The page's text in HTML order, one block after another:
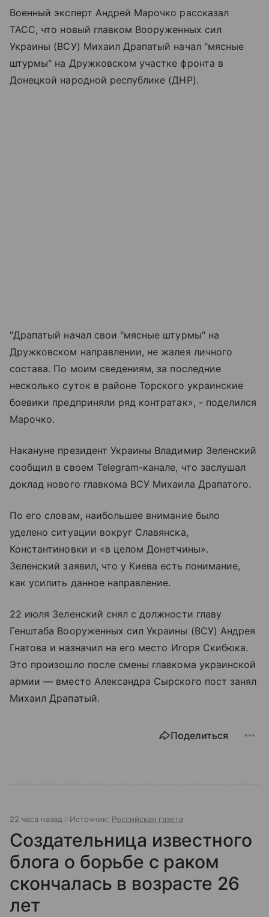
Военный эксперт Андрей Марочко рассказал
ТАСС, что новый главком Вооруженных сил
Украины (ВСУ) Михаил Драпатый начал "мясные
штурмы" на Дружковском участке фронта в
Донецкой народной республике (ДНР).
"Драпатый начал свои "мясные штурмы" на
Дружковском направлении, не жалея личного
состава. По моим сведениям, за последние
несколько суток в районе Торского украинские
боевики предприняли ряд контратак», - поделился
Марочко.
Накануне президент Украины Владимир Зеленский
сообщил в своем Telegram-канале, что заслушал
доклад нового главкома ВСУ Михаила Драпатого.
По его словам, наибольшее внимание было
уделено ситуации вокруг Славянска,
Константиновки и «в целом Донетчины».
Зеленский заявил, что у Киева есть понимание,
как усилить данное направление.
22 июля Зеленский снял с должности главу
Генштаба Вооруженных сил Украины (ВСУ) Андрея
Гнатова и назначил на его место Игоря Скибюка.
Это произошло после смены главкома украинской
армии — вместо Александра Сырского пост занял
Михаил Драпатый.
Поделиться
22 часа назад Источник: Российская газета
Создательница известного
блога о борьбе с раком
скончалась в возрасте 26
лет